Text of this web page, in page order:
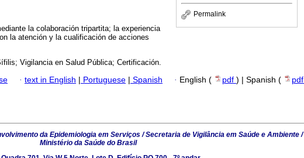
Permalink
la colaboración tripartita; la experiencia
la atención y la cualificación de acciones
Vigilancia en Salud Pública; Certificación.
· text in English Portuguese Spanish · English ( pdf ) | Spanish ( pdf
da Epidemiologia em Serviços / Secretaria de Vigilância em Saúde e Ambiente /
Ministério da Saúde do Brasil